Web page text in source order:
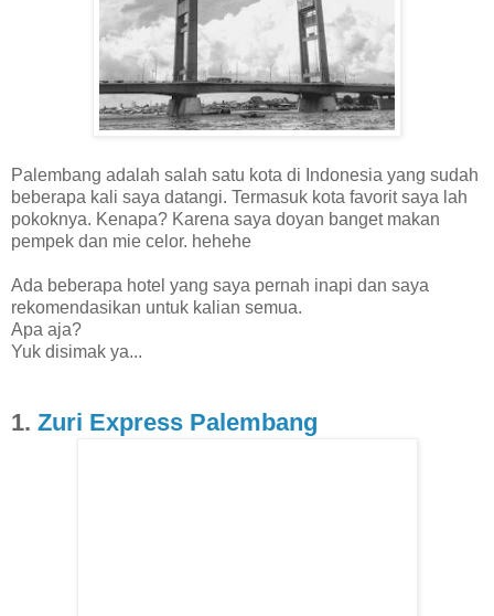
Palembang adalah salah satu kota di Indonesia yang sudah
beberapa kali saya datangi. Termasuk kota favorit saya lah
pokoknya. Kenapa? Karena saya doyan banget makan
pempek dan mie celor. hehehe
Ada beberapa hotel yang saya pernah inapi dan saya
rekomendasikan untuk kalian semua.
Apa aja?
Yuk disimak ya...
1. Zuri Express Palembang